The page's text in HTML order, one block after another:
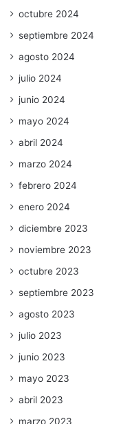
octubre 2024
septiembre 2024
agosto 2024
julio 2024
junio 2024
mayo 2024
abril 2024
marzo 2024
febrero 2024
enero 2024
diciembre 2023
noviembre 2023
octubre 2023
septiembre 2023
agosto 2023
julio 2023
junio 2023
mayo 2023
abril 2023
marzo 2023